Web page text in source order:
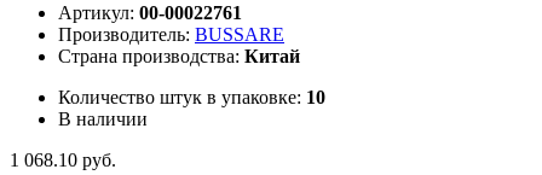
Артикул: 00-00022761
Производитель: BUSSARE
Страна производства: Китай
Количество штук в упаковке: 10
В наличии
1 068.10 руб.